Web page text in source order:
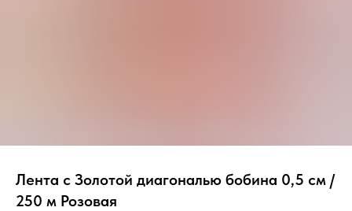
Лента с Золотой диагональю бобина 0,5 см /
250 м Розовая